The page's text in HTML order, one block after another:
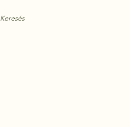
Keresés